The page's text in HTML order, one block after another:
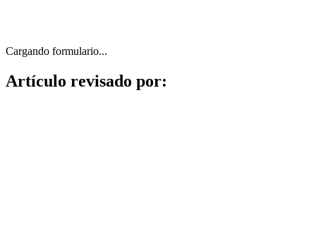
Cargando formulario...
Artículo revisado por: